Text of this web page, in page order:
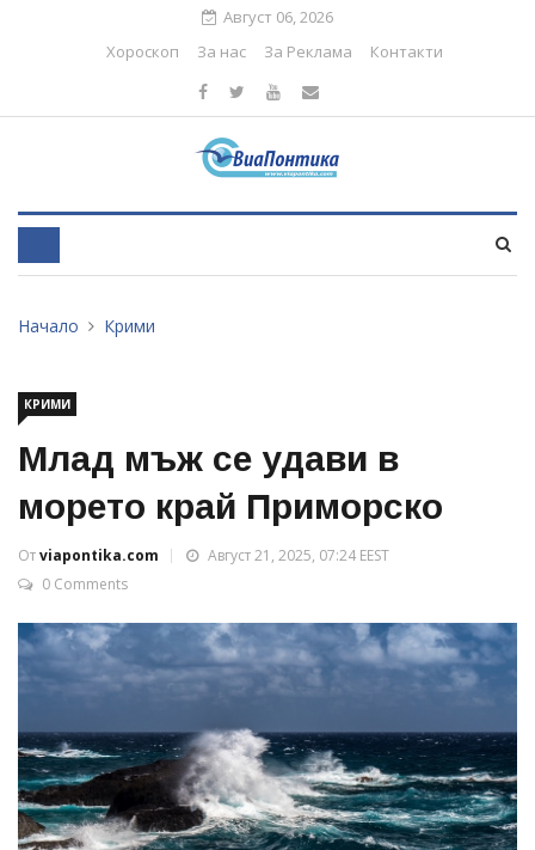
Август 06, 2026
Хороскоп
За нас За Реклама Контакти
Начало Крими
КРИМИ
Млад мъж се удави в
морето край Приморско
Отviapontika.com
Август 21, 2025, 07:24 EEST
0 Comments